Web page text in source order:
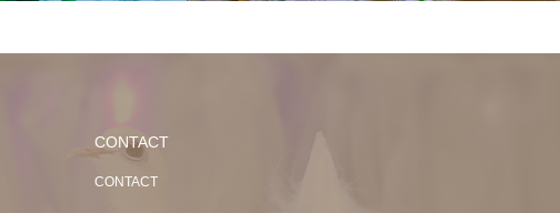
CONTACT
CONTACT